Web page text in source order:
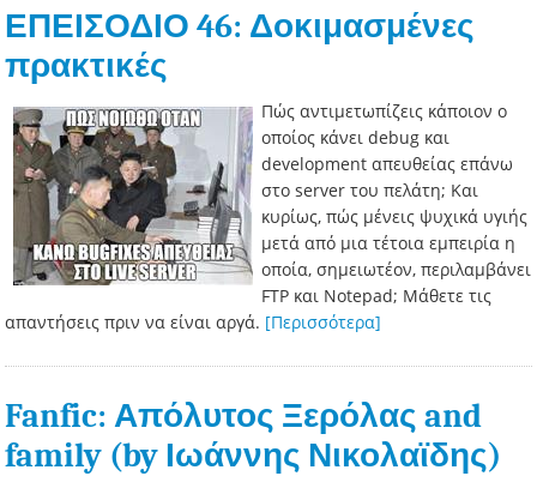
ΕΠΕΙΣΟΔΙΟ 46: Δοκιμασμένες
πρακτικές
Πώς αντιμετωπίζεις κάποιον ο
οποίος κάνει debug και
development απευθείας επάνω
στο server του πελάτη; Και
κυρίως, πώς μένεις ψυχικά υγιής
μετά από μια τέτοια εμπειρία η
οποία, σημειωτέον, περιλαμβάνει
FTP και Notepad; Μάθετε τις
απαντήσεις πριν να είναι αργά. [Περισσότερα]
Fanfic: Απόλυτος Ξερόλας and
family (by Ιωάννης Νικολαϊδης)